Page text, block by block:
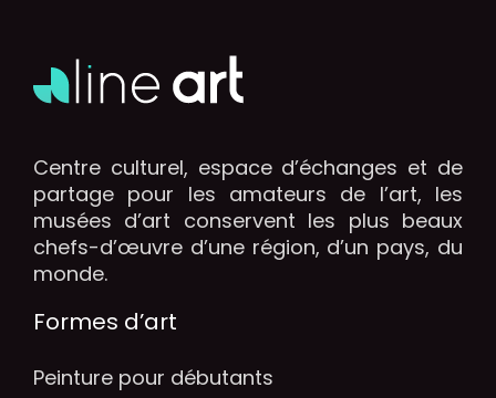
Centre culturel, espace d’échanges et de
partage pour les amateurs de l’art, les
musées d’art conservent les plus beaux
chefs-d’œuvre d’une région, d’un pays, du
monde.
Formes d’art
Peinture pour débutants